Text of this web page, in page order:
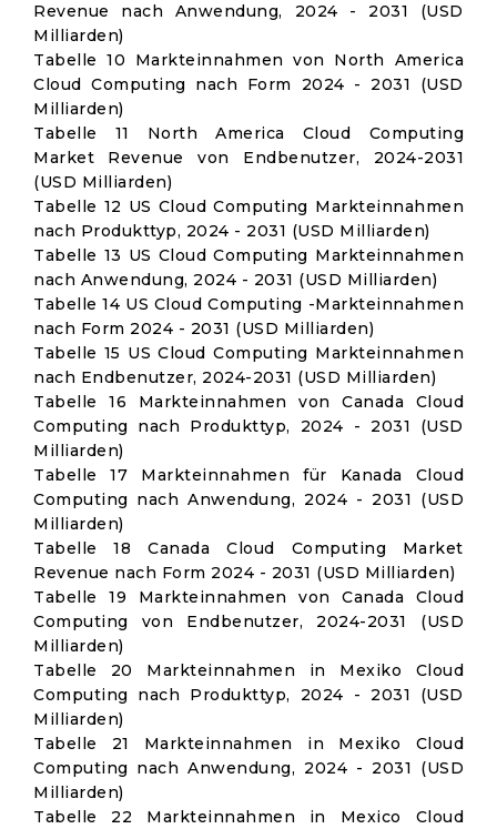
Revenue nach Anwendung, 2024 - 2031 (USD
Milliarden)
Tabelle 10 Markteinnahmen von North America
Cloud Computing nach Form 2024 - 2031 (USD
Milliarden)
Tabelle 11 North America Cloud Computing
Market Revenue von Endbenutzer, 2024-2031
(USD Milliarden)
Tabelle 12 US Cloud Computing Markteinnahmen
nach Produkttyp, 2024 - 2031 (USD Milliarden)
Tabelle 13 US Cloud Computing Markteinnahmen
nach Anwendung, 2024 - 2031 (USD Milliarden)
Tabelle 14 US Cloud Computing -Markteinnahmen
nach Form 2024 - 2031 (USD Milliarden)
Tabelle 15 US Cloud Computing Markteinnahmen
nach Endbenutzer, 2024-2031 (USD Milliarden)
Tabelle 16 Markteinnahmen von Canada Cloud
Computing nach Produkttyp, 2024 - 2031 (USD
Milliarden)
Tabelle 17 Markteinnahmen für Kanada Cloud
Computing nach Anwendung, 2024 - 2031 (USD
Milliarden)
Tabelle 18 Canada Cloud Computing Market
Revenue nach Form 2024 - 2031 (USD Milliarden)
Tabelle 19 Markteinnahmen von Canada Cloud
Computing von Endbenutzer, 2024-2031 (USD
Milliarden)
Tabelle 20 Markteinnahmen in Mexiko Cloud
Computing nach Produkttyp, 2024 - 2031 (USD
Milliarden)
Tabelle 21 Markteinnahmen in Mexiko Cloud
Computing nach Anwendung, 2024 - 2031 (USD
Milliarden)
Tabelle 22 Markteinnahmen in Mexico Cloud